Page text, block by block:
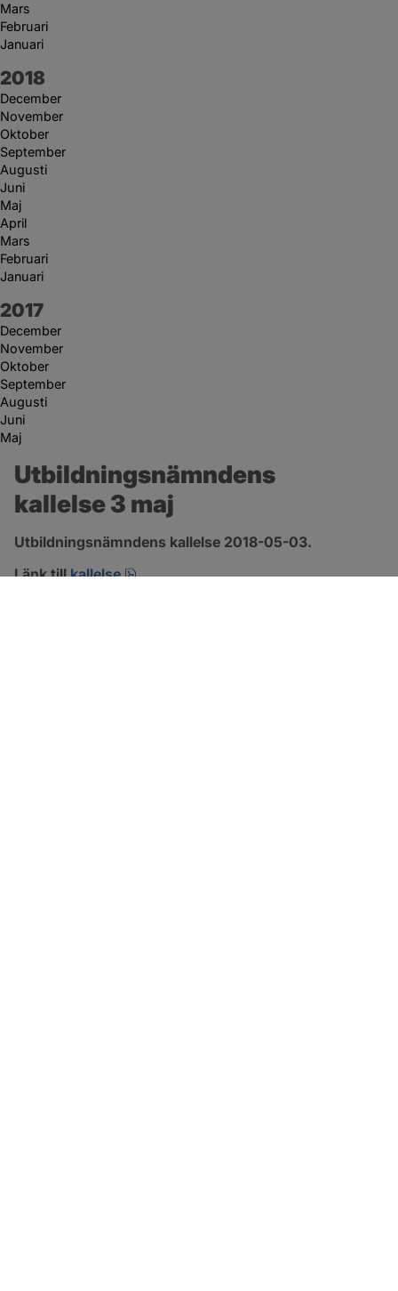
Mars
Februari
Januari
År:
2018
December
November
Oktober
September
Augusti
Juni
Maj
April
Mars
Februari
Januari
År:
2017
December
November
Oktober
September
Augusti
Juni
Maj
Utbildningsnämndens
kallelse 3 maj
Utbildningsnämndens kallelse 2018-05-03.
Länk till kallelse pdf.